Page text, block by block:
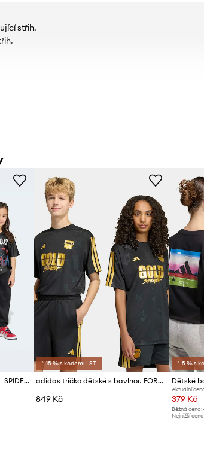
střih.
adidas tričko dětské MARVEL SPIDER-MAN
*-15 % s kódem: LST
adidas tričko dětské s bavlnou FORTNITE
849 Kč
*-5 % s
Dětské
Aktuální
379 Kč
Běžná cena:
Nejnižší